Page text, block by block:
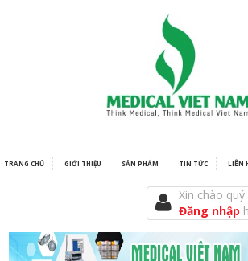
TRANG CHỦ GIỚI THIỆU SẢN PHẨM TIN TỨC LIÊN
Xin chào quý
Đăng nhập